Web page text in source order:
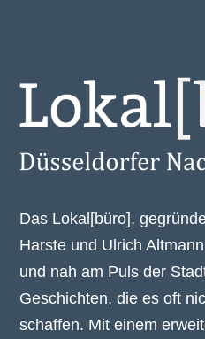
Das Lokal[büro],
Harste und Ulrich
und nah am Puls der
Geschichten, die es oft
schaffen. Mit einem